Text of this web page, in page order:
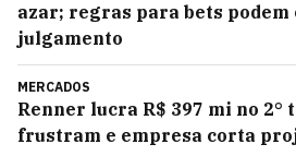
azar; regras para bets
julgamento
MERCADOS
Renner lucra R$ 397 mi no 2°
frustram e empresa corta